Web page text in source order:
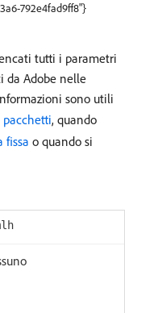
792e4fad9ff8"}
tutti i parametri
da Adobe nelle
sono utili
, quando
fissa o quando si